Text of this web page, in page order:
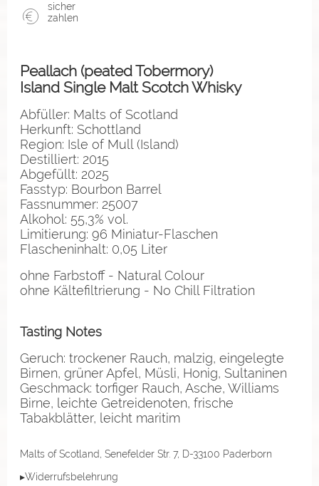
sicher
zahlen
Peallach (peated Tobermory)
Island Single Malt Scotch Whisky
Abfüller: Malts of Scotland
Herkunft: Schottland
Region: Isle of Mull (Island)
Destilliert: 2015
Abgefüllt: 2025
Fasstyp: Bourbon Barrel
Fassnummer: 25007
Alkohol: 55,3% vol.
Limitierung: 96 Miniatur-Flaschen
Flascheninhalt: 0,05 Liter
ohne Farbstoff - Natural Colour
ohne Kältefiltrierung - No Chill Filtration
Tasting Notes
Geruch: trockener Rauch, malzig, eingelegte
Birnen, grüner Apfel, Müsli, Honig, Sultaninen
Geschmack: torfiger Rauch, Asche, Williams
Birne, leichte Getreidenoten, frische
Tabakblätter, leicht maritim
Malts of Scotland, Senefelder Str. 7, D-33100 Paderborn
▸Widerrufsbelehrung